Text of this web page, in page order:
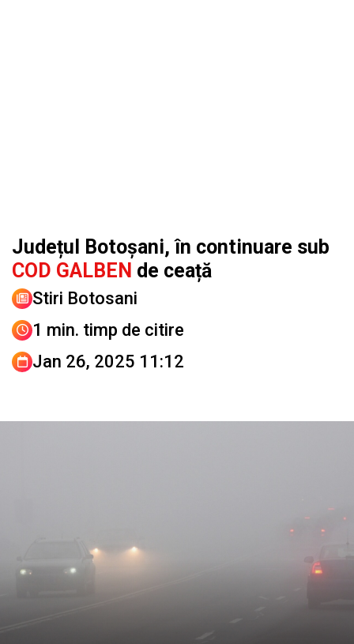
Județul Botoșani, în continuare sub
COD GALBEN de ceață
Stiri Botosani
1 min. timp de citire
Jan 26, 2025 11:12